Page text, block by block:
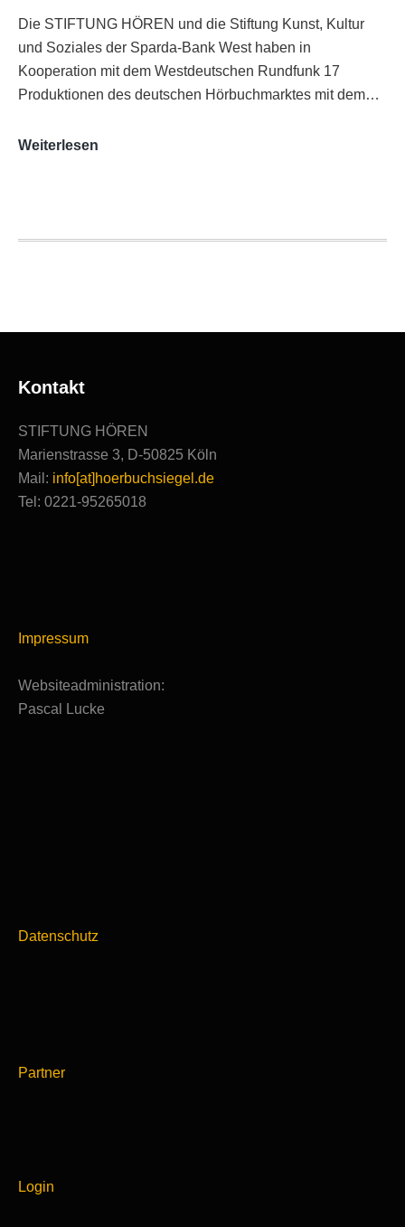
Die STIFTUNG HÖREN und die Stiftung Kunst, Kultur
und Soziales der Sparda-Bank West haben in
Kooperation mit dem Westdeutschen Rundfunk 17
Produktionen des deutschen Hörbuchmarktes mit dem…
Weiterlesen
Ausgezeichnete
Kontakt
STIFTUNG HÖREN
Marienstrasse 3, D-50825 Köln
Mail: info[at]hoerbuchsiegel.de
Tel: 0221-95265018
Impressum
Websiteadministration:
Pascal Lucke
Datenschutz
Partner
Login